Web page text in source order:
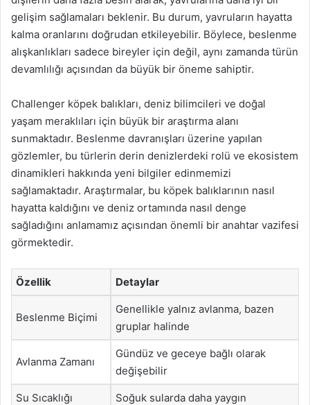
gelişim sağlamaları beklenir. Bu durum, yavruların hayatta
kalma oranlarını doğrudan etkileyebilir. Böylece, beslenme
alışkanlıkları sadece bireyler için değil, aynı zamanda türün
devamlılığı açısından da büyük bir öneme sahiptir.
Challenger köpek balıkları, deniz bilimcileri ve doğal
yaşam meraklıları için büyük bir araştırma alanı
sunmaktadır. Beslenme davranışları üzerine yapılan
gözlemler, bu türlerin derin denizlerdeki rolü ve ekosistem
dinamikleri hakkında yeni bilgiler edinmemizi
sağlamaktadır. Araştırmalar, bu köpek balıklarının nasıl
hayatta kaldığını ve deniz ortamında nasıl denge
sağladığını anlamamız açısından önemli bir anahtar vazifesi
görmektedir.
Özellik Detaylar
Beslenme Biçimi
Genellikle yalnız avlanma, bazen
gruplar halinde
Avlanma Zamanı
Gündüz ve geceye bağlı olarak
değişebilir
Su Sıcaklığı Soğuk sularda daha yaygın